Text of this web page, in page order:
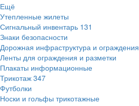
Ещё
Утепленные жилеты
Сигнальный инвентарь 131
Знаки безопасности
Дорожная инфраструктура и ограждения
Ленты для ограждения и разметки
Плакаты информационные
Трикотаж 347
Футболки
Носки и гольфы трикотажные